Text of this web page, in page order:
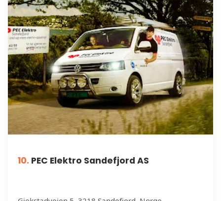
10. PEC Elektro Sandefjord AS